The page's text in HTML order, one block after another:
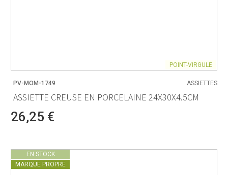
POINT-VIRGULE
PV-MOM-1749 ASSIETTES
ASSIETTE CREUSE EN PORCELAINE 24X30X4.5CM
26,25 €
EN STOCK
MARQUE PROPRE